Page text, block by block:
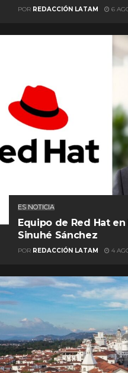
POR REDACCIÓN LATAM 6
ES NOTICIA
Equipo de Red Hat
Sinuhé Sánchez
POR REDACCIÓN LATAM 4